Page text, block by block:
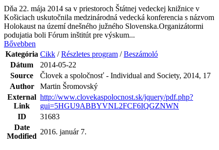
Dňa 22. mája 2014 sa v priestoroch Štátnej vedeckej knižnice v
Košiciach uskutočnila medzinárodná vedecká konferencia s názvom
Holokaust na území dnešného južného Slovenska.Organizátormi
podujatia boli Fórum inštitút pre výskum...
Bővebben
Kategória Cikk /Részletes program /Beszámoló
Dátum
2014-05-22
Source
Človek a spoločnosť - Individual and Society, 2014, 17
Author
Martin Šromovský
External
Link
http://www.clovekaspolocnost.sk/jquery/pdf.php?
gui=5HGU9ABBYVNL2FCF6IQGZNWN
ID
31683
Date
Modified
2016. január 7.